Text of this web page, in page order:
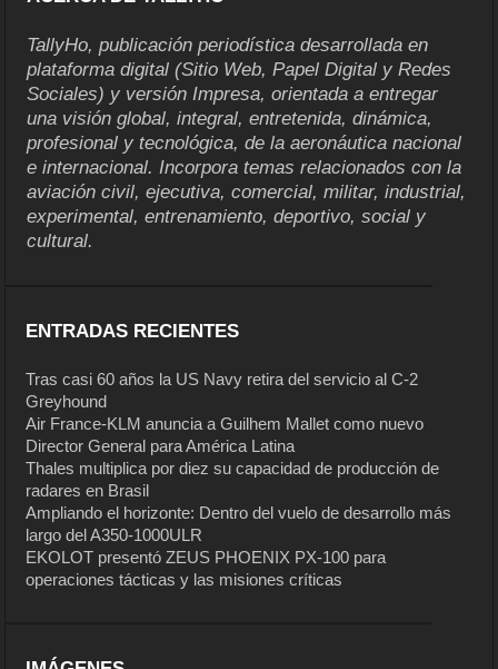
TallyHo, publicación periodística desarrollada en
plataforma digital (Sitio Web, Papel Digital y Redes
Sociales) y versión Impresa, orientada a entregar
una visión global, integral, entretenida, dinámica,
profesional y tecnológica, de la aeronáutica nacional
e internacional. Incorpora temas relacionados con la
aviación civil, ejecutiva, comercial, militar, industrial,
experimental, entrenamiento, deportivo, social y
cultural.
ENTRADAS RECIENTES
Tras casi 60 años la US Navy retira del servicio al C-2
Greyhound
Air France-KLM anuncia a Guilhem Mallet como nuevo
Director General para América Latina
Thales multiplica por diez su capacidad de producción de
radares en Brasil
Ampliando el horizonte: Dentro del vuelo de desarrollo más
largo del A350-1000ULR
EKOLOT presentó ZEUS PHOENIX PX-100 para
operaciones tácticas y las misiones críticas